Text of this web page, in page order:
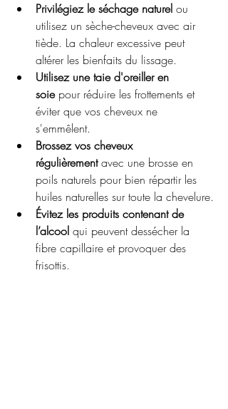
Privilégiez le séchage naturel ou
utilisez un sèche-cheveux avec air
tiède. La chaleur excessive peut
altérer les bienfaits du lissage.
Utilisez une taie d'oreiller en
soie pour réduire les frottements et
éviter que vos cheveux ne
s'emmêlent.
Brossez vos cheveux
régulièrement avec une brosse en
poils naturels pour bien répartir les
huiles naturelles sur toute la chevelure.
Évitez les produits contenant de
l’alcool qui peuvent dessécher la
fibre capillaire et provoquer des
frisottis.